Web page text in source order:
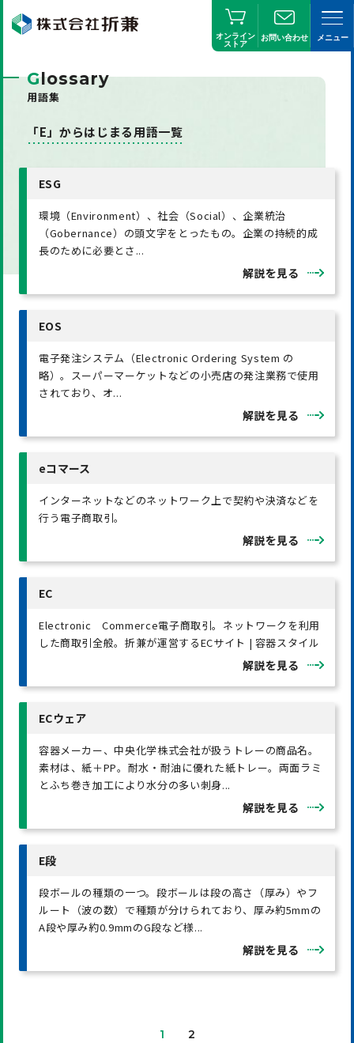
オンライン
ストア
お問い合わせ メニュー
Glossary
用語集
「E」からはじまる用語一覧
ESG
環境（Environment）、社会（Social）、企業統治
（Gobernance）の頭文字をとったもの。企業の持続的成
長のために必要とさ...
解説を見る
EOS
電子発注システム（Electronic Ordering System の
略）。スーパーマーケットなどの小売店の発注業務で使用
されており、オ...
解説を見る
eコマース
インターネットなどのネットワーク上で契約や決済などを
行う電子商取引。
解説を見る
EC
Electronic Commerce電子商取引。ネットワークを利用
した商取引全般。折兼が運営するECサイト | 容器スタイル
解説を見る
ECウェア
容器メーカー、中央化学株式会社が扱うトレーの商品名。
素材は、紙＋PP。耐水・耐油に優れた紙トレー。両面ラミ
とふち巻き加工により水分の多い刺身...
解説を見る
E段
段ボールの種類の一つ。段ボールは段の高さ（厚み）やフ
ルート（波の数）で種類が分けられており、厚み約5mmの
A段や厚み約0.9mmのG段など様...
解説を見る
1 2